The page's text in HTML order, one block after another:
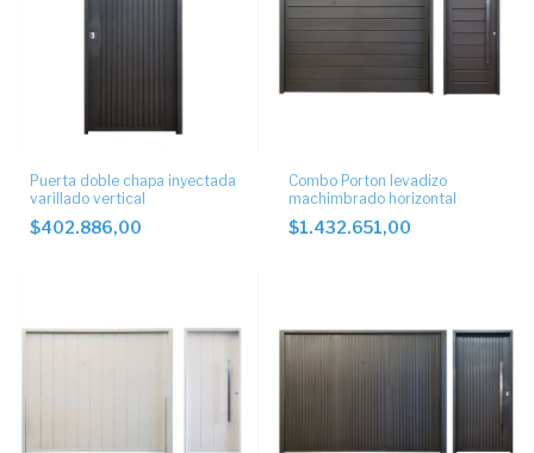
Puerta doble chapa inyectada
varillado vertical
$402.886,00
Combo Porton levadizo
machimbrado horizontal
$1.432.651,00